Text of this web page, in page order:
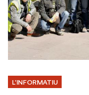
L'INFORMATIU